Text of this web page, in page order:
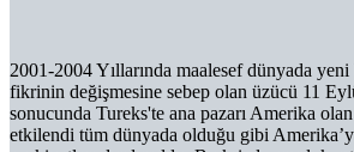
2001-2004 Yıllarında maalesef dünyada
fikrinin değişmesine sebep olan üzücü 11
sonucunda Tureks'te ana pazarı Amerika
etkilendi tüm dünyada olduğu gibi